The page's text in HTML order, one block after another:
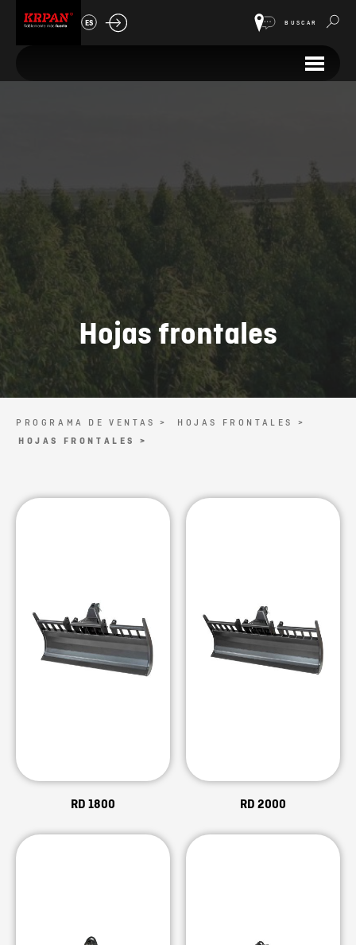
ES BUSCAR
Hojas frontales
PROGRAMA DE VENTAS >
HOJAS FRONTALES >
HOJAS FRONTALES >
RD 1800 RD 2000